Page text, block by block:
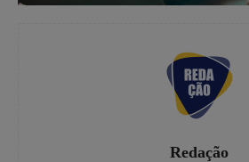
Redação